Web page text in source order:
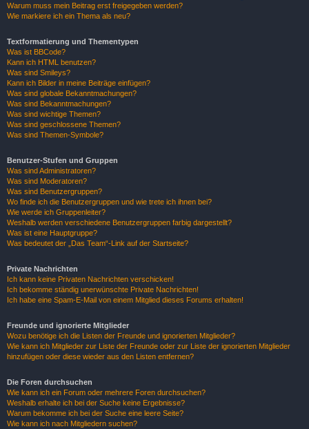
Warum muss mein Beitrag erst freigegeben werden?
Wie markiere ich ein Thema als neu?
Textformatierung und Thementypen
Was ist BBCode?
Kann ich HTML benutzen?
Was sind Smileys?
Kann ich Bilder in meine Beiträge einfügen?
Was sind globale Bekanntmachungen?
Was sind Bekanntmachungen?
Was sind wichtige Themen?
Was sind geschlossene Themen?
Was sind Themen-Symbole?
Benutzer-Stufen und Gruppen
Was sind Administratoren?
Was sind Moderatoren?
Was sind Benutzergruppen?
Wo finde ich die Benutzergruppen und wie trete ich ihnen bei?
Wie werde ich Gruppenleiter?
Weshalb werden verschiedene Benutzergruppen farbig dargestellt?
Was ist eine Hauptgruppe?
Was bedeutet der „Das Team“-Link auf der Startseite?
Private Nachrichten
Ich kann keine Privaten Nachrichten verschicken!
Ich bekomme ständig unerwünschte Private Nachrichten!
Ich habe eine Spam-E-Mail von einem Mitglied dieses Forums erhalten!
Freunde und ignorierte Mitglieder
Wozu benötige ich die Listen der Freunde und ignorierten Mitglieder?
Wie kann ich Mitglieder zur Liste der Freunde oder zur Liste der ignorierten Mitglieder
hinzufügen oder diese wieder aus den Listen entfernen?
Die Foren durchsuchen
Wie kann ich ein Forum oder mehrere Foren durchsuchen?
Weshalb erhalte ich bei der Suche keine Ergebnisse?
Warum bekomme ich bei der Suche eine leere Seite?
Wie kann ich nach Mitgliedern suchen?